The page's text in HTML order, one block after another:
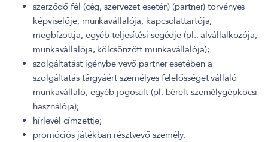
szerződő fél (cég, szervezet esetén) (partner) törvényes
képviselője, munkavállalója, kapcsolattartója,
megbízottja, egyéb teljesítési segédje (pl.: alvállalkozója,
munkavállalója, kölcsönzött munkavállalója);
szolgáltatást igénybe vevő partner esetében a
szolgáltatás tárgyáért személyes felelősséget vállaló
munkavállaló, egyéb jogosult (pl. bérelt személygépkocsi
használója);
hírlevél címzettje;
promóciós játékban résztvevő személy.